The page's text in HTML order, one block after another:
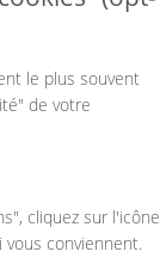
le plus souvent
de votre
cliquez sur l'icône
conviennent.